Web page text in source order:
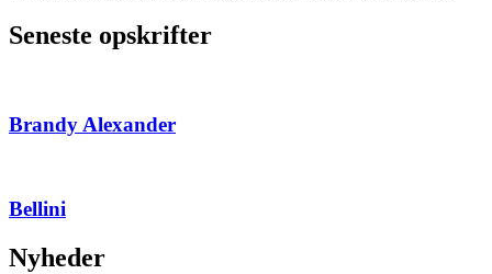
Seneste opskrifter
Brandy Alexander
Bellini
Nyheder